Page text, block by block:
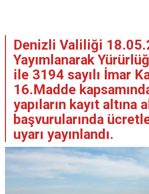
Denizli Valiliği
Yayımlanarak
ile 3194 sayılı İmar
16.Madde
yapıların kayıt altına
başvurularında
uyarı yayınlandı.